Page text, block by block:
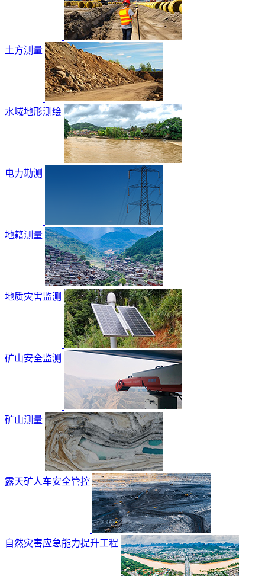
土方测量
水域地形测绘
电力勘测
地籍测量
地质灾害监测
矿山安全监测
矿山测量
露天矿人车安全管控
自然灾害应急能力提升工程